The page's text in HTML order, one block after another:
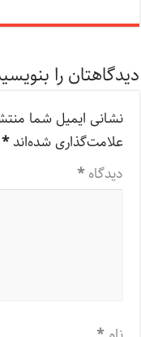
دیدگاهتان را
نشانی ایمیل شما
علامت‌گذاری شده‌اند*
دیدگاه*